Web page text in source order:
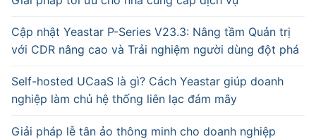
Cập nhật Yeastar P-Series V23.3: Nâng tầm Quản trị
với CDR nâng cao và Trải nghiệm người dùng đột phá
Self-hosted UCaaS là gì? Cách Yeastar giúp doanh
nghiệp làm chủ hệ thống liên lạc đám mây
Giải pháp lễ tân ảo thông minh cho doanh nghiệp